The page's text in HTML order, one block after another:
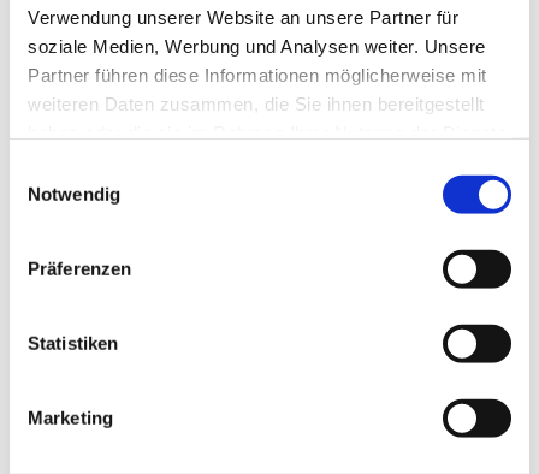
Verwendung unserer Website an unsere Partner für
soziale Medien, Werbung und Analysen weiter. Unsere
Partner führen diese Informationen möglicherweise mit
weiteren Daten zusammen, die Sie ihnen bereitgestellt
Notwendig
Präferenzen
Statistiken
Marketing